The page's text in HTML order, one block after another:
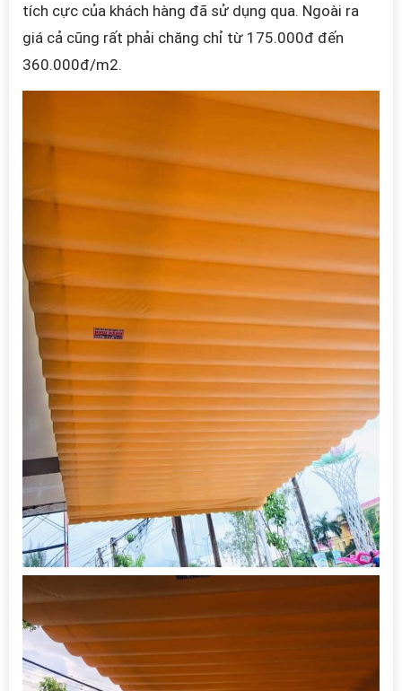
tích cực của khách hàng đã sử dụng qua. Ngoài ra
giá cả cũng rất phải chăng chỉ từ 175.000đ đến
360.000đ/m2.